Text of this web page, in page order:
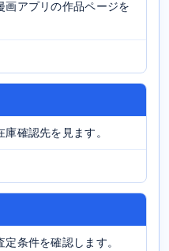
画アプリの作品ページを
確認先を見ます。
条件を確認します。